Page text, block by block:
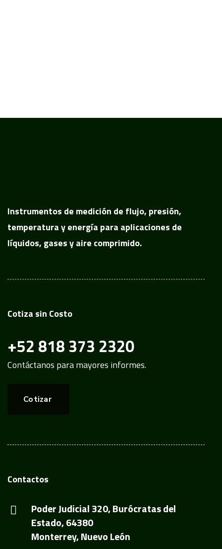
Instrumentos de medición de flujo, presión,
temperatura y energía para aplicaciones de
líquidos, gases y aire comprimido.
Cotiza sin Costo
+52 818 373 2320
Contáctanos para mayores informes.
Cotizar
Contactos
Poder Judicial 320, Burócratas del
Estado, 64380
Monterrey, Nuevo León